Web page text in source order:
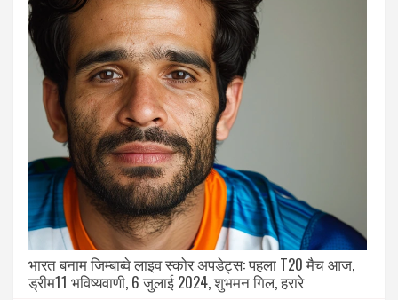
भारत बनाम जिम्बाब्वे लाइव स्कोर अपडेट्स: पहला T20 मैच आज,
ड्रीम11 भविष्यवाणी, 6 जुलाई 2024, शुभमन गिल, हरारे